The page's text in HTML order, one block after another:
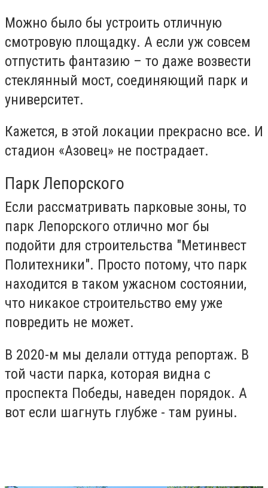
Можно было бы устроить отличную
смотровую площадку. А если уж совсем
отпустить фантазию – то даже возвести
стеклянный мост, соединяющий парк и
университет.
Кажется, в этой локации прекрасно все. И
стадион «Азовец» не пострадает.
Парк Лепорского
Если рассматривать парковые зоны, то
парк Лепорского отлично мог бы
подойти для строительства "Метинвест
Политехники". Просто потому, что парк
находится в таком ужасном состоянии,
что никакое строительство ему уже
повредить не может.
В 2020-м мы делали оттуда репортаж. В
той части парка, которая видна с
проспекта Победы, наведен порядок. А
вот если шагнуть глубже - там руины.